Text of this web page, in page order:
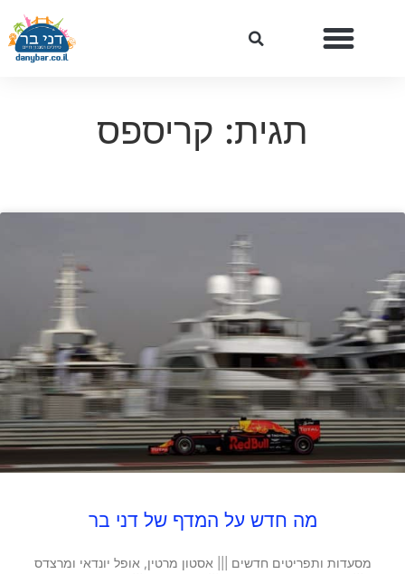
תגית: קריספס
מה חדש על המדף של דני בר
מסעדות ותפריטים חדשים ||| אסטון מרטין, אופל יונדאי ומרצדס